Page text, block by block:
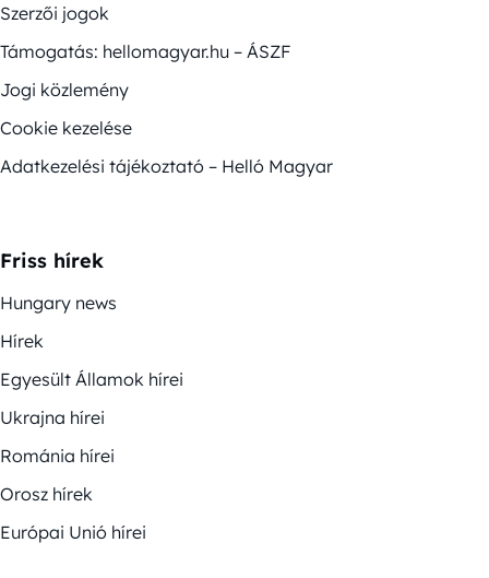
Szerzői jogok
Támogatás: hellomagyar.hu – ÁSZF
Jogi közlemény
Cookie kezelése
Adatkezelési tájékoztató – Helló Magyar
Friss hírek
Hungary news
Hírek
Egyesült Államok hírei
Ukrajna hírei
Románia hírei
Orosz hírek
Európai Unió hírei